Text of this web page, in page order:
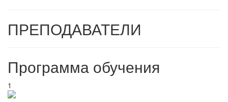
ПРЕПОДАВАТЕЛИ
Программа обучения
1